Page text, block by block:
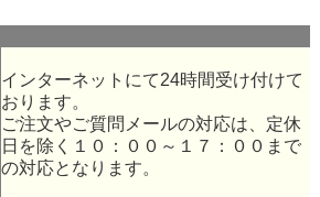
インターネットにて24時間受け付けて
おります。
ご注文やご質問メールの対応は、定休
日を除く１０：００～１７：００まで
の対応となります。